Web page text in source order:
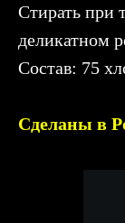
Стирать при
деликатном
Состав: 75
Сделаны в